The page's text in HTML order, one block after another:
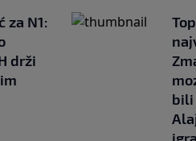
za N1:
drži
bili